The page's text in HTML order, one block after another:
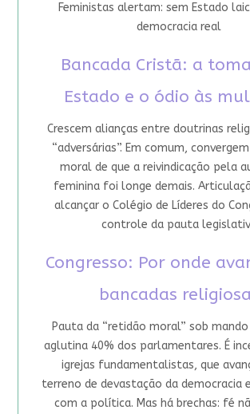
Feministas alertam: sem Estado
democracia real
Bancada Cristã: a
Estado e o ódio às
Crescem alianças entre doutrinas
“adversárias”. Em comum,
moral de que a reivindicação pela
feminina foi longe demais.
alcançar o Colégio de Líderes do
controle da pauta
Congresso: Por onde
bancadas
Pauta da “retidão moral” sob
aglutina 40% dos parlamentares. É
igrejas fundamentalistas, que
terreno de devastação da democracia
com a política. Mas há brechas: fé